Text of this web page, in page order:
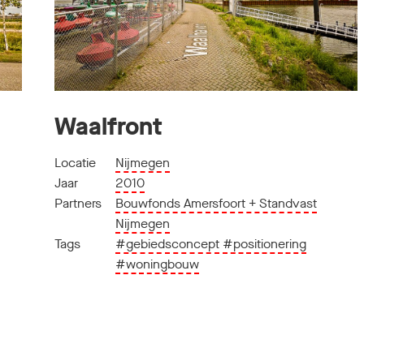
Waalfront
Locatie
Nijmegen
Jaar
2010
Partners
Bouwfonds Amersfoort + Standvast
Nijmegen
Tags
#gebiedsconcept #positionering
#woningbouw